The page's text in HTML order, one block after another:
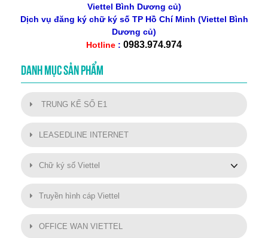
Viettel Bình Dương củ)
Dịch vụ đăng ký chữ ký số TP Hồ Chí Minh (Viettel Bình
Dương củ)
Hotline : 0983.974.974
DANH MỤC SẢN PHẨM
TRUNG KẾ SỐ E1
LEASEDLINE INTERNET
Chữ ký số Viettel
Truyền hình cáp Viettel
OFFICE WAN VIETTEL